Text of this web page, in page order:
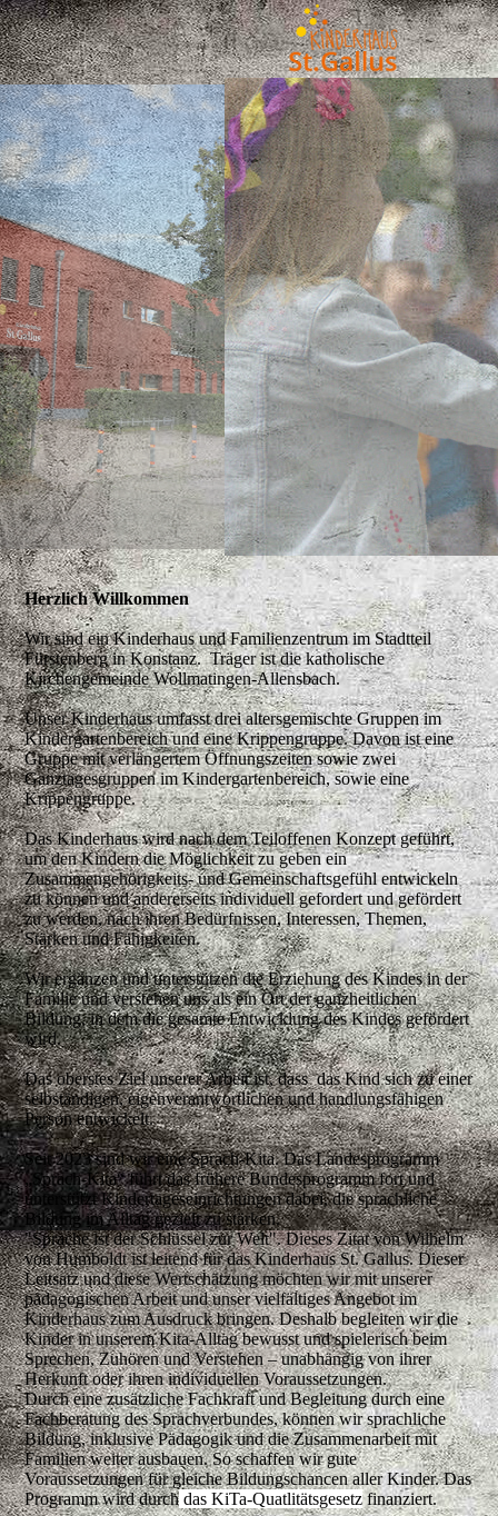
Herzlich Willkommen
Wir sind ein Kinderhaus und Familienzentrum im Stadtteil
Fürstenberg in Konstanz. Träger ist die katholische
Kirchengemeinde Wollmatingen-Allensbach.
Unser Kinderhaus umfasst drei altersgemischte Gruppen im
Kindergartenbereich und eine Krippengruppe. Davon ist eine
Gruppe mit verlängertem Öffnungszeiten sowie zwei
Ganztagesgruppen im Kindergartenbereich, sowie eine
Krippengruppe.
Das Kinderhaus wird nach dem Teiloffenen Konzept geführt,
um den Kindern die Möglichkeit zu geben ein
Zusammengehörigkeits- und Gemeinschaftsgefühl entwickeln
zu können und andererseits individuell gefordert und gefördert
zu werden, nach ihren Bedürfnissen, Interessen, Themen,
Stärken und Fähigkeiten.
Wir ergänzen und unterstützen die Erziehung des Kindes in der
Familie und verstehen uns als ein Ort der ganzheitlichen
Bildung, in dem die gesamte Entwicklung des Kindes gefördert
wird.
Das oberstes Ziel unserer Arbeit ist, dass das Kind sich zu einer
selbständigen, eigenverantwortlichen und handlungsfähigen
Person entwickelt.
Seit 2023 sind wir eine Sprach-Kita. Das Landesprogramm
„Sprach-Kita“ führt das frühere Bundesprogramm fort und
unterstützt Kindertageseinrichtungen dabei, die sprachliche
Bildung im Alltag gezielt zu stärken.
"Sprache ist der Schlüssel zur Welt". Dieses Zitat von Wilhelm
von Humboldt ist leitend für das Kinderhaus St. Gallus. Dieser
Leitsatz und diese Wertschätzung möchten wir mit unserer
pädagogischen Arbeit und unser vielfältiges Angebot im
Kinderhaus zum Ausdruck bringen. Deshalb begleiten wir die
Kinder in unserem Kita-Alltag bewusst und spielerisch beim
Sprechen, Zuhören und Verstehen – unabhängig von ihrer
Herkunft oder ihren individuellen Voraussetzungen.
Durch eine zusätzliche Fachkraft und Begleitung durch eine
Fachberatung des Sprachverbundes, können wir sprachliche
Bildung, inklusive Pädagogik und die Zusammenarbeit mit
Familien weiter ausbauen. So schaffen wir gute
Voraussetzungen für gleiche Bildungschancen aller Kinder. Das
Programm wird durch das KiTa-Quatlitätsgesetzfinanziert.